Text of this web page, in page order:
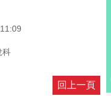
科
回上一頁